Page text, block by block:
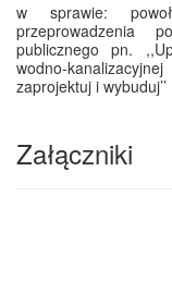
w sprawie:
przeprowadzenia
publicznego pn.
wodno-
zaprojektuj i wybuduj’’
Załączniki